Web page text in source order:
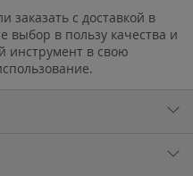
заказать с доставкой в
выбор в пользу качества и
инструмент в свою